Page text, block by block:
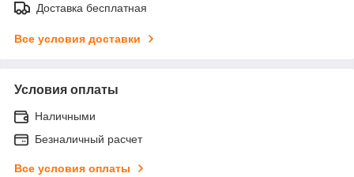
Доставка бесплатная
Все условия доставки
Условия оплаты
Наличными
Безналичный расчет
Все условия оплаты